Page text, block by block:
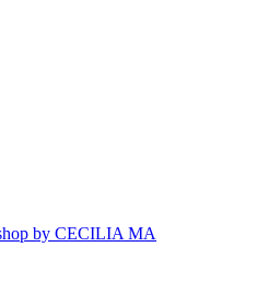
by CECILIA MA